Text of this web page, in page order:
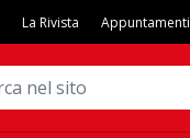
La Rivista Appuntamenti